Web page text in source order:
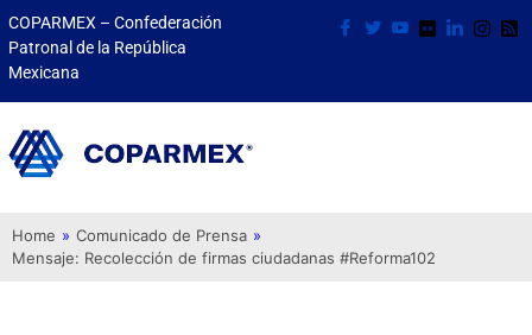
COPARMEX – Confederación
Patronal de la República
Mexicana
Home » Comunicado de Prensa »
Mensaje: Recolección de firmas ciudadanas #Reforma102